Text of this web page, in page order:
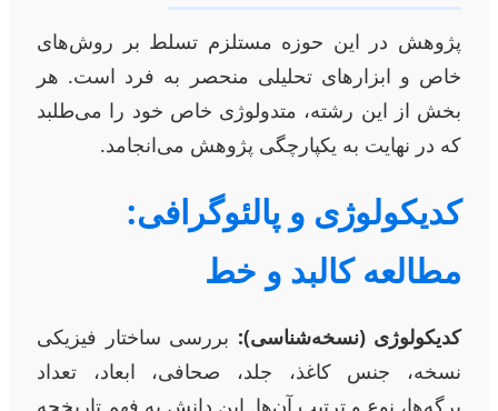
پژوهش در این حوزه مستلزم تسلط بر روش‌های
خاص و ابزارهای تحلیلی منحصر به فرد است. هر
بخش از این رشته، متدولوژی خاص خود را می‌طلبد
که در نهایت به یکپارچگی پژوهش می‌انجامد.
کدیکولوژی و پالئوگرافی:
مطالعه کالبد و خط
کدیکولوژی (نسخه‌شناسی): بررسی ساختار فیزیکی
نسخه، جنس کاغذ، جلد، صحافی، ابعاد، تعداد
برگه‌ها، نوع و ترتیب آن‌ها. این دانش به فهم تاریخچه